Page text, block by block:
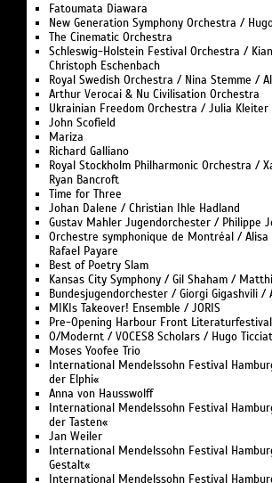
Fatoumata Diawara
New Generation Symphony Orchestra /
The Cinematic Orchestra
Schleswig-Holstein Festival Orchestra /
Christoph Eschenbach
Royal Swedish Orchestra / Nina Stemme /
Arthur Verocai & Nu Civilisation Orchestra
Ukrainian Freedom Orchestra / Julia
John Scofield
Mariza
Richard Galliano
Royal Stockholm Philharmonic Orchestra /
Ryan Bancroft
Time for Three
Johan Dalene / Christian Ihle Hadland
Gustav Mahler Jugendorchester / Philippe
Orchestre symphonique de Montréal /
Rafael Payare
Best of Poetry Slam
Kansas City Symphony / Gil Shaham /
Bundesjugendorchester / Giorgi Gigashvili /
MIKIs Takeover! Ensemble / JORIS
Pre-Opening Harbour Front Literaturfestival
O/Modernt / VOCES8 Scholars / Hugo
Moses Yoofee Trio
International Mendelssohn Festival
der Elphi«
Anna von Hausswolff
International Mendelssohn Festival
der Tasten«
Jan Weiler
International Mendelssohn Festival
Gestalt«
International Mendelssohn Festival